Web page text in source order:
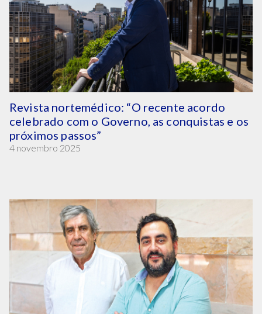
Revista nortemédico: “O recente acordo
celebrado com o Governo, as conquistas e os
próximos passos”
4 novembro 2025